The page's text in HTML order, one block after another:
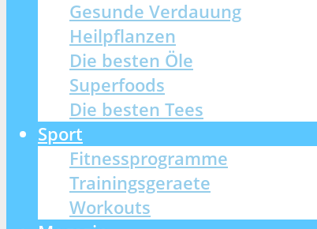
Gesunde Verdauung
Heilpflanzen
Die besten Öle
Superfoods
Die besten Tees
Sport
Fitnessprogramme
Trainingsgeraete
Workouts